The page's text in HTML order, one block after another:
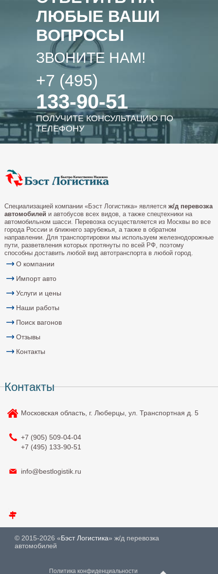
ЛЮБЫЕ ВАШИ
ВОПРОСЫ
ЗВОНИТЕ НАМ!
+7 (495)
133-90-51
ПОЛУЧИТЕ КОНСУЛЬТАЦИЮ ПО
ТЕЛЕФОНУ
Специализацией компании «Бэст Логистика» является ж/д перевозка
автомобилей и автобусов всех видов, а также спецтехники на
автомобильном шасси. Перевозка осуществляется из Москвы во все
города России и ближнего зарубежья, а также в обратном
направлении. Для транспортировки мы используем железнодорожные
пути, разветвления которых протянуты по всей РФ, поэтому
способны доставить любой вид автотранспорта в любой город.
О компании
Импорт авто
Услуги и цены
Наши работы
Поиск вагонов
Отзывы
Контакты
Контакты
Московская область, г. Люберцы, ул. Транспортная д. 5
+7 (905) 509-04-04
+7 (495) 133-90-51
info@bestlogistik.ru
© 2015-2026 «Бэст Логистика» ж/д перевозка
автомобилей
Политика конфиденциальности